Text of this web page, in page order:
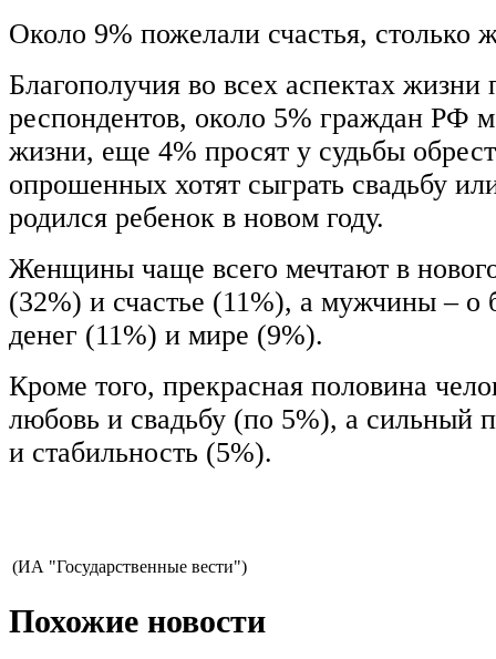
Около 9% пожелали счастья, столько
Благополучия во всех аспектах
респондентов, около 5% граждан РФ
жизни, еще 4% просят у судьбы
опрошенных хотят сыграть свадьбу
родился ребенок в новом году.
Женщины чаще всего мечтают в
(32%) и счастье (11%), а мужчины – о
денег (11%) и мире (9%).
Кроме того, прекрасная половина
любовь и свадьбу (по 5%), а сильный
и стабильность (5%).
(ИА "Государственные вести")
Похожие новости